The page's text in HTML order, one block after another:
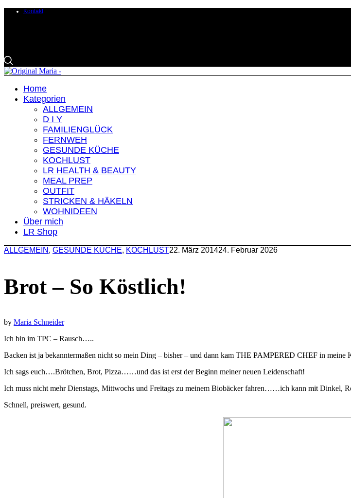
Kontakt
Home
Kategorien
ALLGEMEIN
D I Y
FAMILIENGLÜCK
FERNWEH
GESUNDE KÜCHE
KOCHLUST
LR HEALTH & BEAUTY
MEAL PREP
OUTFIT
STRICKEN & HÄKELN
WOHNIDEEN
Über mich
LR Shop
ALLGEMEIN , GESUNDE KÜCHE, KOCHLUST22. März 201424. Februar 2026
Brot – So Köstlich!
by Maria Schneider
Ich bin im TPC – Rausch…..
Backen ist ja bekanntermaßen nicht so mein Ding – bisher – und dann kam THE PAMPERED CHEF in
Ich sags euch….Brötchen, Brot, Pizza……und das ist erst der Beginn meiner neuen Leidenschaft!
Ich muss nicht mehr Dienstags, Mittwochs und Freitags zu meinem Biobäcker fahren……ich kann mit Dinkel,
Schnell, preiswert, gesund.